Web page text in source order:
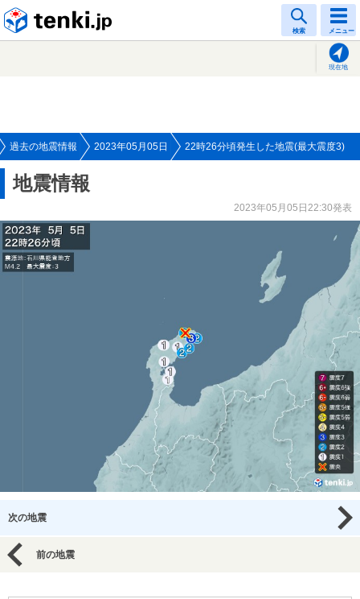
検索 メニュー
現在地
過去の地震情報 2023年05月05日 22時26分頃発生した地震(最大震度3)
地震情報
2023年05月05日22:30発表
次の地震
前の地震